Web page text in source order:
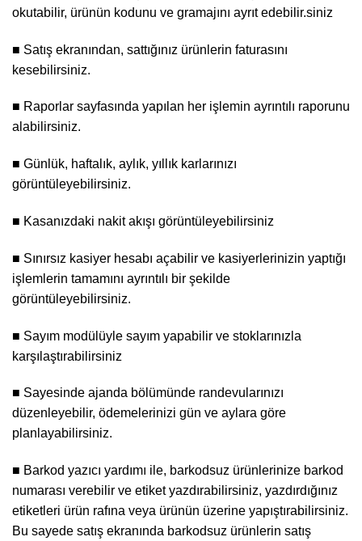
okutabilir, ürünün kodunu ve gramajını ayrıt edebilir.siniz
■ Satış ekranından, sattığınız ürünlerin faturasını
kesebilirsiniz.
■ Raporlar sayfasında yapılan her işlemin ayrıntılı raporunu
alabilirsiniz.
■ Günlük, haftalık, aylık, yıllık karlarınızı
görüntüleyebilirsiniz.
■ Kasanızdaki nakit akışı görüntüleyebilirsiniz
■ Sınırsız kasiyer hesabı açabilir ve kasiyerlerinizin yaptığı
işlemlerin tamamını ayrıntılı bir şekilde
görüntüleyebilirsiniz.
■ Sayım modülüyle sayım yapabilir ve stoklarınızla
karşılaştırabilirsiniz
■ Sayesinde ajanda bölümünde randevularınızı
düzenleyebilir, ödemelerinizi gün ve aylara göre
planlayabilirsiniz.
■ Barkod yazıcı yardımı ile, barkodsuz ürünlerinize barkod
numarası verebilir ve etiket yazdırabilirsiniz, yazdırdığınız
etiketleri ürün rafına veya ürünün üzerine yapıştırabilirsiniz.
Bu sayede satış ekranında barkodsuz ürünlerin satış